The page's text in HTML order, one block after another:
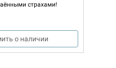
страхами!
о наличии